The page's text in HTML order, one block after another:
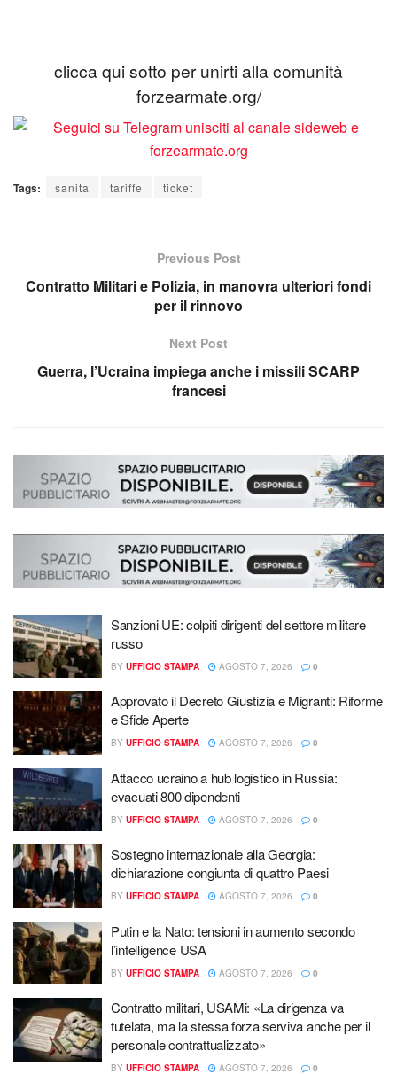
clicca qui sotto per unirti alla comunità
forzearmate.org/
Tags: sanita tariffe ticket
Previous Post
Contratto Militari e Polizia, in manovra ulteriori fondi
per il rinnovo
Next Post
Guerra, l’Ucraina impiega anche i missili SCARP
francesi
Sanzioni UE: colpiti dirigenti del settore militare
russo
BY UFFICIO STAMPA AGOSTO 7, 2026 0
Approvato il Decreto Giustizia e Migranti: Riforme
e Sfide Aperte
BY UFFICIO STAMPA AGOSTO 7, 2026 0
Attacco ucraino a hub logistico in Russia:
evacuati 800 dipendenti
BY UFFICIO STAMPA AGOSTO 7, 2026 0
Sostegno internazionale alla Georgia:
dichiarazione congiunta di quattro Paesi
BY UFFICIO STAMPA AGOSTO 7, 2026 0
Putin e la Nato: tensioni in aumento secondo
l’intelligence USA
BY UFFICIO STAMPA AGOSTO 7, 2026 0
Contratto militari, USAMi: «La dirigenza va
tutelata, ma la stessa forza serviva anche per il
personale contrattualizzato»
BY UFFICIO STAMPA AGOSTO 7, 2026 0